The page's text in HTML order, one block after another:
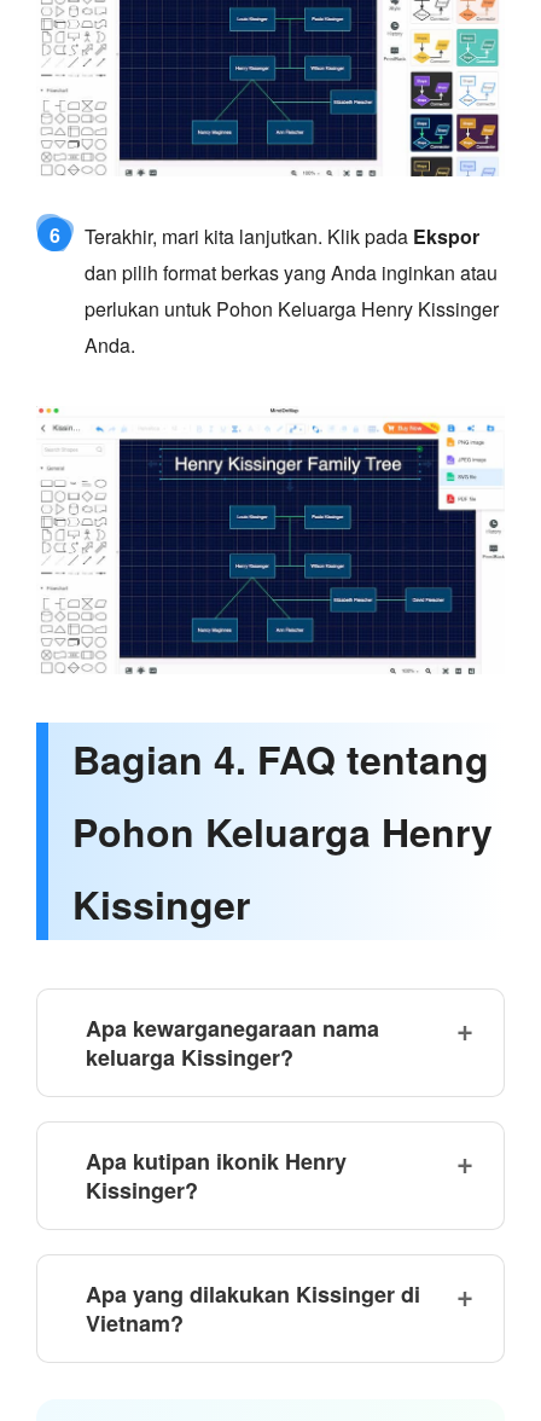
6 Terakhir, mari kita lanjutkan. Klik pada Ekspor
dan pilih format berkas yang Anda inginkan atau
perlukan untuk Pohon Keluarga Henry Kissinger
Anda.
Bagian 4. FAQ tentang
Pohon Keluarga Henry
Kissinger
Apa kewarganegaraan nama
keluarga Kissinger?
Apa kutipan ikonik Henry
Kissinger?
Apa yang dilakukan Kissinger di
Vietnam?